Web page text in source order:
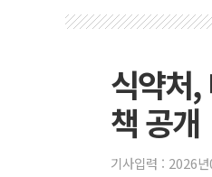
식약처
책 공개
기사입력 : 2026